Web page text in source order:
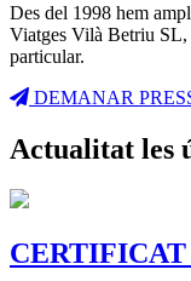
Des del 1998 hem
Viatges Vilà Betriu SL,
particular.
DEMANAR
Actualitat les
CERTIFICAT